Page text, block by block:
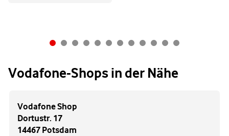
Vodafone-Shops in der Nähe
Vodafone Shop
Dortustr. 17
14467 Potsdam